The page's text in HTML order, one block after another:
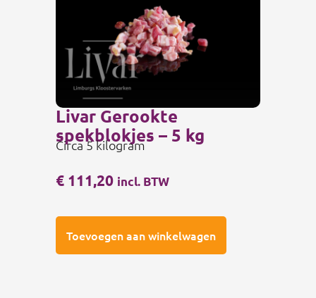
€111,20 incl. BTW
Toevoegen aan winkelwagen
Livar Gerookte
spekblokjes – 5 kg
Circa 5 kilogram